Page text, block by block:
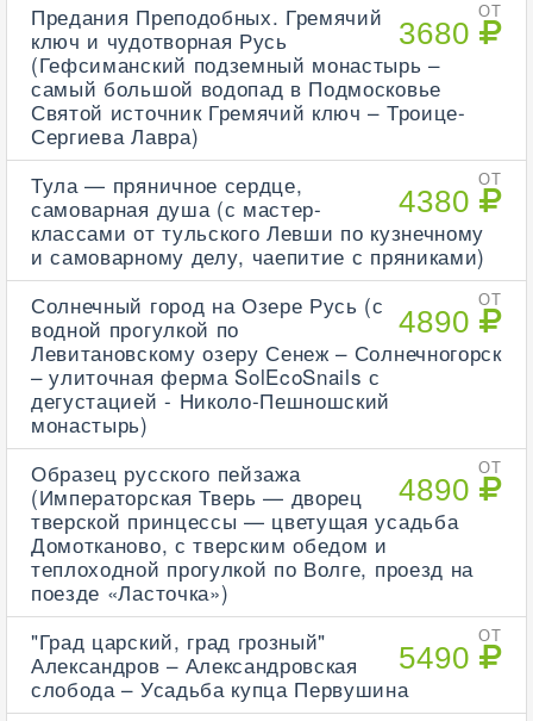
ОТ
3680
Предания Преподобных. Гремячий
ключ и чудотворная Русь
(Гефсиманский подземный монастырь –
самый большой водопад в Подмосковье
Святой источник Гремячий ключ – Троице-
Сергиева Лавра)
ОТ
4380
Тула — пряничное сердце,
самоварная душа (с мастер-
классами от тульского Левши по кузнечному
и самоварному делу, чаепитие с пряниками)
ОТ
4890
Солнечный город на Озере Русь (с
водной прогулкой по
Левитановскому озеру Сенеж – Солнечногорск
– улиточная ферма SolEcoSnails с
дегустацией - Николо-Пешношский
монастырь)
ОТ
4890
Образец русского пейзажа
(Императорская Тверь — дворец
тверской принцессы — цветущая усадьба
Домотканово, с тверским обедом и
теплоходной прогулкой по Волге, проезд на
поезде «Ласточка»)
ОТ
5490
"Град царский, град грозный"
Александров – Александровская
слобода – Усадьба купца Первушина